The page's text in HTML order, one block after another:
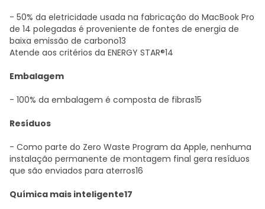
- 50% da eletricidade usada na fabricação do MacBook Pro
de 14 polegadas é proveniente de fontes de energia de
baixa emissão de carbono13
Atende aos critérios da ENERGY STAR®14
Embalagem
- 100% da embalagem é composta de fibras15
Resíduos
- Como parte do Zero Waste Program da Apple, nenhuma
instalação permanente de montagem final gera resíduos
que são enviados para aterros16
Química mais inteligente17